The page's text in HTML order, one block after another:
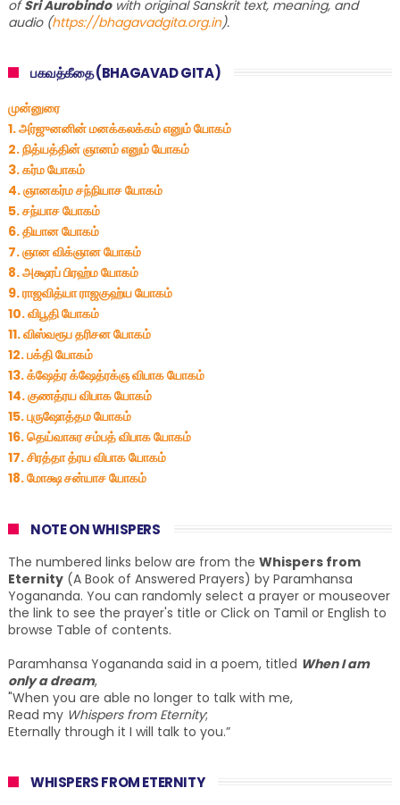
ofSri Aurobindowith original Sanskrit text, meaning, and
audio (https://bhagavadgita.org.in).
பகவத்கீதை (BHAGAVAD GITA)
முன்னுரை
1. அர்ஜுனனின் மனக்கலக்கம் எனும் யோகம்
2. நித்யத்தின் ஞானம் எனும் யோகம்
3. கர்ம யோகம்
4. ஞானகர்ம சந்நியாச யோகம்
5. சந்யாச யோகம்
6. தியான யோகம்
7. ஞான விக்ஞான யோகம்
8. அக்ஷரப் பிரஹ்ம யோகம்
9. ராஜவித்யா ராஜகுஹ்ய யோகம்
10. விபூதி யோகம்
11. விஸ்வரூப தரிசன யோகம்
12. பக்தி யோகம்
13. க்ஷேத்ர க்ஷேத்ரக்ஞ விபாக யோகம்
14. குணத்ரய விபாக யோகம்
15. புருஷோத்தம யோகம்
16. தெய்வாசுர சம்பத் விபாக யோகம்
17. சிரத்தா த்ரய விபாக யோகம்
18. மோக்ஷ சன்யாச யோகம்
NOTE ON WHISPERS
The numbered links below are from the Whispers from
Eternity(A Book of Answered Prayers) by Paramhansa
Yogananda. You can randomly select a prayer or mouseover
the link to see the prayer's title or Click on Tamil or English to
browse Table of contents.
Paramhansa Yogananda said in a poem, titled When I am
only a dream,
"When you are able no longer to talk with me,
Read my Whispers from Eternity;
Eternally through it I will talk to you.”
WHISPERS FROM ETERNITY